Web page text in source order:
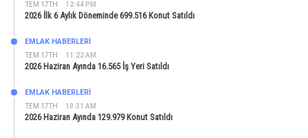
TEM 17TH 12:44 PM
2026 İlk 6 Aylık Döneminde 699.516 Konut Satıldı
TEM 17TH 11:22 AM
EMLAK HABERLERI
2026 Haziran Ayında 16.565 İş Yeri Satıldı
TEM 17TH 10:31 AM
EMLAK HABERLERI
2026 Haziran Ayında 129.979 Konut Satıldı